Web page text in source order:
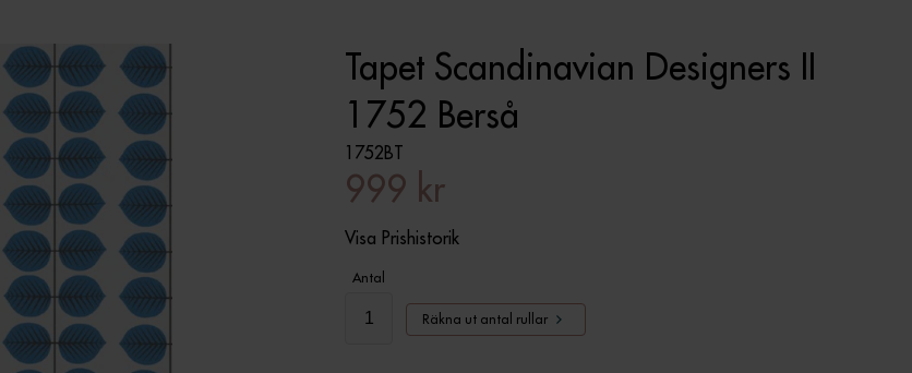
Tapet Scandinavian Designers II
1752 Berså
1752BT
999 kr
Visa Prishistorik
Antal
Räkna ut antal rullar